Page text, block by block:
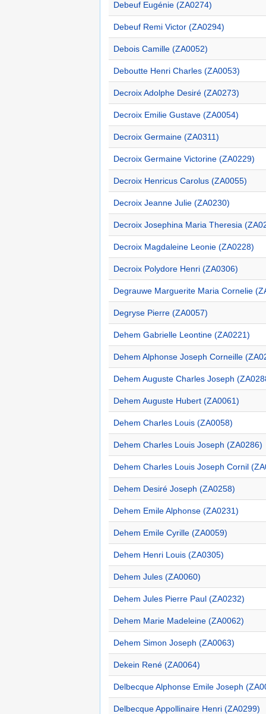
Debeuf Eugénie (ZA0274)
Debeuf Remi Victor (ZA0294)
Debois Camille (ZA0052)
Deboutte Henri Charles (ZA0053)
Decroix Adolphe Desiré (ZA0273)
Decroix Emilie Gustave (ZA0054)
Decroix Germaine (ZA0311)
Decroix Germaine Victorine (ZA0229)
Decroix Henricus Carolus (ZA0055)
Decroix Jeanne Julie (ZA0230)
Decroix Josephina Maria Theresia
Decroix Magdaleine Leonie (ZA0228)
Decroix Polydore Henri (ZA0306)
Degrauwe Marguerite Maria Cornelie
Degryse Pierre (ZA0057)
Dehem Gabrielle Leontine (ZA0221)
Dehem Alphonse Joseph Corneille
Dehem Auguste Charles Joseph
Dehem Auguste Hubert (ZA0061)
Dehem Charles Louis (ZA0058)
Dehem Charles Louis Joseph (ZA0286)
Dehem Charles Louis Joseph Cornil
Dehem Desiré Joseph (ZA0258)
Dehem Emile Alphonse (ZA0231)
Dehem Emile Cyrille (ZA0059)
Dehem Henri Louis (ZA0305)
Dehem Jules (ZA0060)
Dehem Jules Pierre Paul (ZA0232)
Dehem Marie Madeleine (ZA0062)
Dehem Simon Joseph (ZA0063)
Dekein René (ZA0064)
Delbecque Alphonse Emile Joseph
Delbecque Appollinaire Henri (ZA0299)